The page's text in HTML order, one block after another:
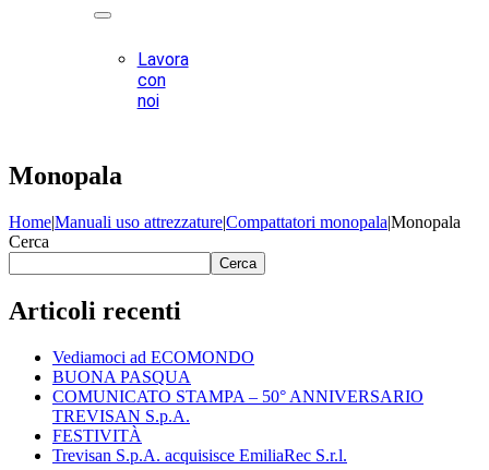
Lavora
con
noi
Monopala
Home|Manuali uso attrezzature|Compattatori monopala|Monopala
Cerca
Cerca
Articoli recenti
Vediamoci ad ECOMONDO
BUONA PASQUA
COMUNICATO STAMPA – 50° ANNIVERSARIO
TREVISAN S.p.A.
FESTIVITÀ
Trevisan S.p.A. acquisisce EmiliaRec S.r.l.